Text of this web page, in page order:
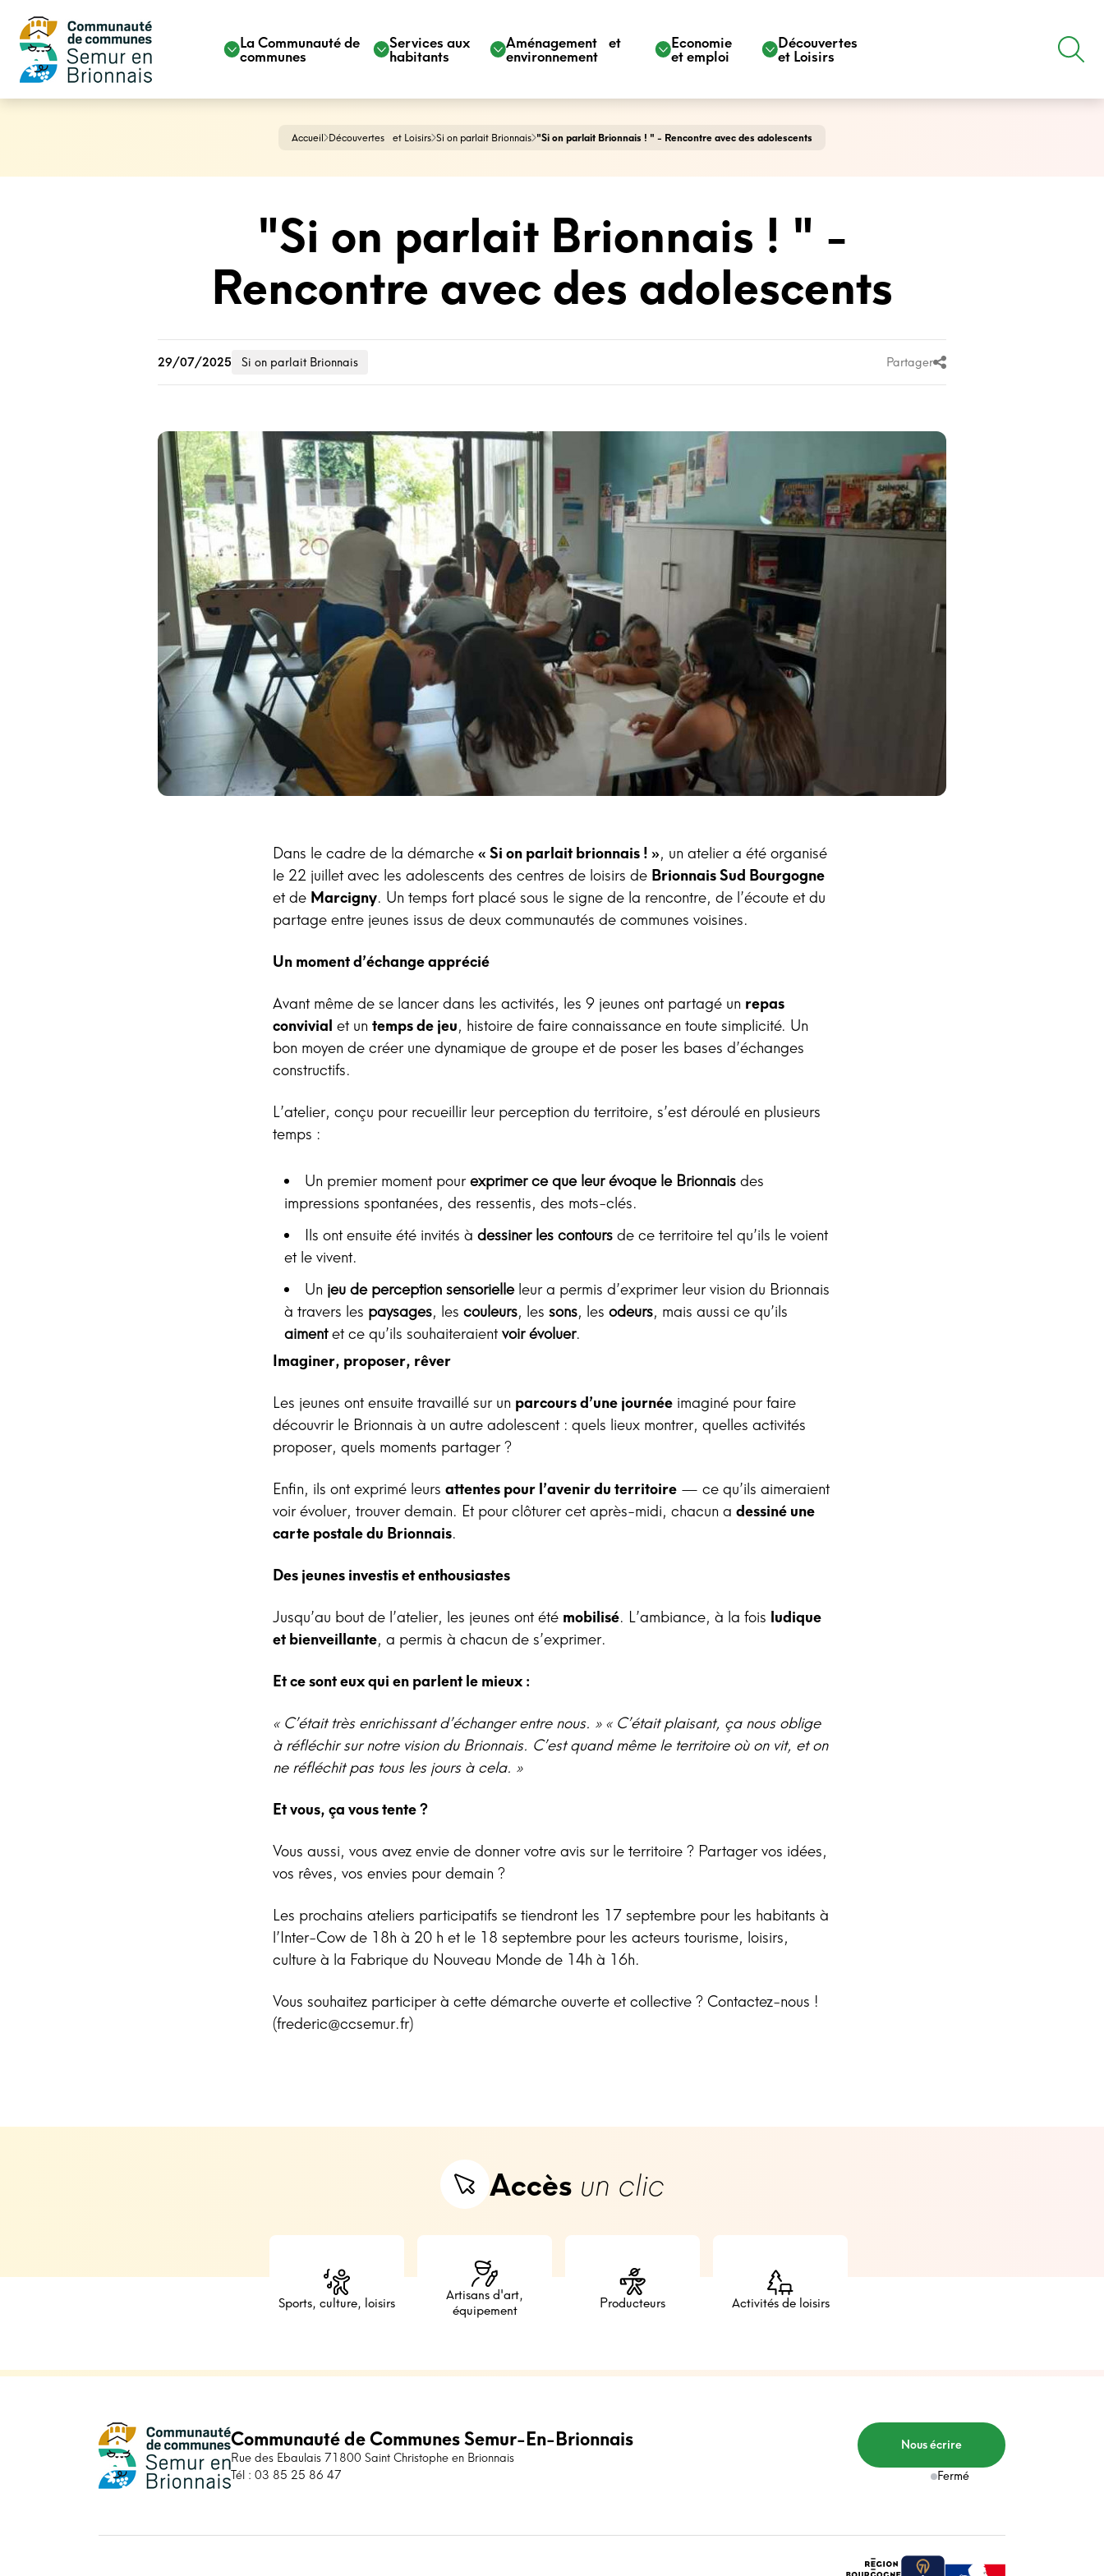
La Communauté de
communes
Services aux
habitants
Aménagement et
environnement
Economie
et emploi
Découvertes
et Loisirs
Accueil Découvertes et Loisirs Si on parlait Brionnais "Si on parlait Brionnais ! " - Rencontre avec des adolescents
"Si on parlait Brionnais ! " -
Rencontre avec des adolescents
29/07/2025 Si on parlait Brionnais Partager
Dans le cadre de la démarche « Si on parlait brionnais ! », un atelier a été organisé
le 22 juillet avec les adolescents des centres de loisirs de Brionnais Sud Bourgogne
et de Marcigny. Un temps fort placé sous le signe de la rencontre, de l’écoute et du
partage entre jeunes issus de deux communautés de communes voisines.
Un moment d’échange apprécié
Avant même de se lancer dans les activités, les 9 jeunes ont partagé un repas
convivial et un temps de jeu, histoire de faire connaissance en toute simplicité. Un
bon moyen de créer une dynamique de groupe et de poser les bases d’échanges
constructifs.
L’atelier, conçu pour recueillir leur perception du territoire, s’est déroulé en plusieurs
temps :
Un premier moment pourexprimer ce que leur évoque le Brionnais des
impressions spontanées, des ressentis, des mots-clés.
Ils ont ensuite été invités àdessiner les contours de ce territoire tel qu’ils le voient
et le vivent.
Un jeu de perception sensorielleleur a permis d’exprimer leur vision du Brionnais
à travers les paysages, les couleurs, les sons, les odeurs, mais aussi ce qu’ils
aimentet ce qu’ils souhaiteraient voir évoluer.
Imaginer, proposer, rêver
Les jeunes ont ensuite travaillé sur un parcours d’une journée imaginé pour faire
découvrir le Brionnais à un autre adolescent : quels lieux montrer, quelles activités
proposer, quels moments partager ?
Enfin, ils ont exprimé leurs attentes pour l’avenir du territoire — ce qu’ils aimeraient
voir évoluer, trouver demain. Et pour clôturer cet après-midi, chacun a dessiné une
carte postale du Brionnais.
Des jeunes investis et enthousiastes
Jusqu’au bout de l’atelier, les jeunes ont été mobilisé. L’ambiance, à la fois ludique
et bienveillante, a permis à chacun de s’exprimer.
Et ce sont eux qui en parlent le mieux :
« C’était très enrichissant d’échanger entre nous. » « C’était plaisant, ça nous oblige
à réfléchir sur notre vision du Brionnais. C’est quand même le territoire où on vit, et on
ne réfléchit pas tous les jours à cela. »
Et vous, ça vous tente ?
Vous aussi, vous avez envie de donner votre avis sur le territoire ? Partager vos idées,
vos rêves, vos envies pour demain ?
Les prochains ateliers participatifs se tiendront les 17 septembre pour les habitants à
l’Inter-Cow de 18h à 20 h et le 18 septembre pour les acteurs tourisme, loisirs,
culture à la Fabrique du Nouveau Monde de 14h à 16h.
Vous souhaitez participer à cette démarche ouverte et collective ? Contactez-nous !
(frederic@ccsemur.fr)
Accès un clic
Sports, culture, loisirs
Artisans d'art,
équipement
Producteurs Activités de loisirs
Communauté de Communes Semur-En-Brionnais
Rue des Ebaulais 71800 Saint Christophe en Brionnais
Tél : 03 85 25 86 47
Nous écrire
Fermé